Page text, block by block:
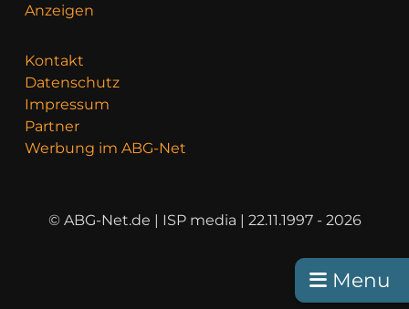
Menu
Anzeigen
Kontakt
Datenschutz
Impressum
Partner
Werbung im ABG-Net
© ABG-Net.de | ISP media | 22.11.1997 - 2026